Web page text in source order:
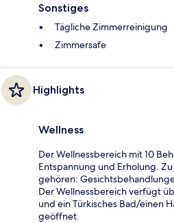
Sonstiges
Tägliche Zimmerreinigung
Zimmersafe
Highlights
Wellness
Der Wellnessbereich mit 10
Entspannung und Erholung.
gehören:
Der Wellnessbereich verfügt
und ein Türkisches Bad/einen
geöffnet.